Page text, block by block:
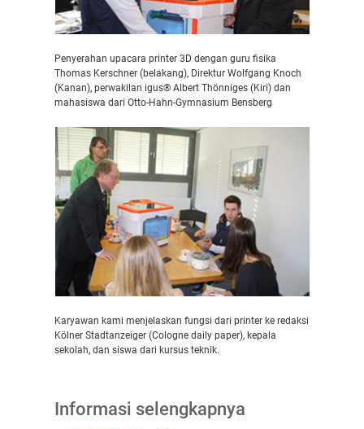
Penyerahan upacara printer 3D dengan guru fisika
Thomas Kerschner (belakang), Direktur Wolfgang Knoch
(Kanan), perwakilan igus® Albert Thönniges (Kiri) dan
mahasiswa dari Otto-Hahn-Gymnasium Bensberg
Karyawan kami menjelaskan fungsi dari printer ke redaksi
Kölner Stadtanzeiger (Cologne daily paper), kepala
sekolah, dan siswa dari kursus teknik.
Informasi selengkapnya